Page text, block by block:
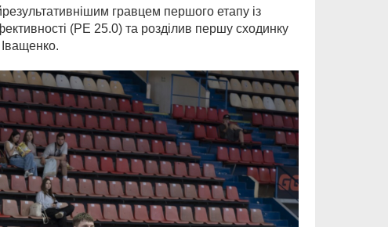
гравцем першого етапу із
(РЕ 25.0) та розділив першу сходинку
Іващенко.